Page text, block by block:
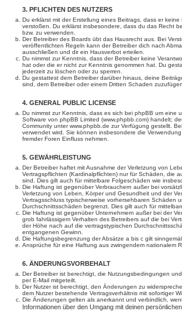
3. PFLICHTEN DES NUTZERS
Du erklärst mit der Erstellung eines Beitrags, dass er
verstoßen. Du erklärst insbesondere, dass du das Recht
bzw. zu verwenden.
Der Betreiber des Boards übt das Hausrecht aus. Bei
veröffentlichten Regeln kann der Betreiber dich nach
ausschließen und dir ein Hausverbot erteilen.
Du nimmst zur Kenntnis, dass der Betreiber keine
hat oder die er nicht zur Kenntnis genommen hat. Du
jederzeit zu löschen oder zu sperren.
Du gestattest dem Betreiber darüber hinaus, deine
sind, dem Betreiber oder einem Dritten Schaden zuzufügen.
4. GENERAL PUBLIC LICENSE
Du nimmst zur Kenntnis, dass es sich bei phpBB um eine
Software von phpBB Limited (www.phpbb.com) handelt;
Community unter www.phpbb.de zur Verfügung gestellt.
verwendet wird. Sie können insbesondere die
fremder Foren Einfluss nehmen.
5. GEWÄHRLEISTUNG
Der Betreiber haftet mit Ausnahme der Verletzung von
Vertragspflichten (Kardinalpflichten) nur für Schäden, die
sind. Dies gilt auch für mittelbare Folgeschäden wie
Die Haftung ist gegenüber Verbrauchern außer bei
Verletzung von Leben, Körper und Gesundheit und der
Vertragsschluss typischerweise vorhersehbaren Schäden
Durchschnittsschäden begrenzt. Dies gilt auch für
Die Haftung ist gegenüber Unternehmern außer bei der
grob fahrlässigem Verhalten des Betreibers auf die bei
der Höhe nach auf die vertragstypischen
entgangenen Gewinn.
Die Haftungsbegrenzung der Absätze a bis c gilt
Ansprüche für eine Haftung aus zwingendem nationalem
6. ÄNDERUNGSVORBEHALT
Der Betreiber ist berechtigt, die Nutzungsbedingungen
per E-Mail mitgeteilt.
Der Nutzer ist berechtigt, den Änderungen zu
dem Nutzer bestehende Vertragsverhältnis mit sofortiger
Die Änderungen gelten als anerkannt und verbindlich,
Informationen über den Umgang mit deinen